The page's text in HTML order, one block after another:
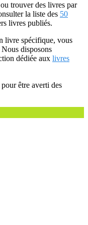
ou trouver des livres par
la liste des 50
livres publiés.
livre spécifique, vous
disposons
dédiée aux livres
pour être averti des